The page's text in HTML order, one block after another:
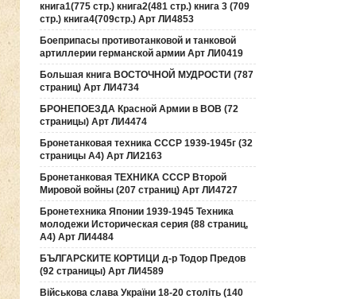
книга1(775 стр.) книга2(481 стр.) книга 3 (709
стр.) книга4(709стр.) Арт ЛИ4853
Боеприпасы противотанковой и танковой
артиллерии германской армии Арт ЛИ0419
Большая книга ВОСТОЧНОЙ МУДРОСТИ (787
страниц) Арт ЛИ4734
БРОНЕПОЕЗДА Красной Армии в ВОВ (72
страницы) Арт ЛИ4474
Бронетанковая техника СССР 1939-1945г (32
страницы А4) Арт ЛИ2163
Бронетанковая ТЕХНИКА СССР Второй
Мировой войны (207 страниц) Арт ЛИ4727
Бронетехника Японии 1939-1945 Техника
молодежи Историческая серия (88 страниц,
А4) Арт ЛИ4484
БЪЛГАРСКИТЕ КОРТИЦИ д-р Тодор Предов
(92 страницы) Арт ЛИ4589
Військова слава України 18-20 століть (140